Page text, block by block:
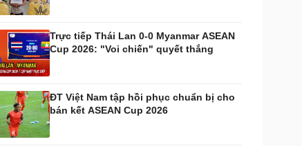
Phòng mạch online
Ăn sạch sống khỏe
sự - Quốc phòng
khí
Nam
tích
Trực tiếp Thái Lan 0-0 Myanmar ASEAN
Cup 2026: "Voi chiến" quyết thắng
ĐT Việt Nam tập hồi phục chuẩn bị cho
bán kết ASEAN Cup 2026